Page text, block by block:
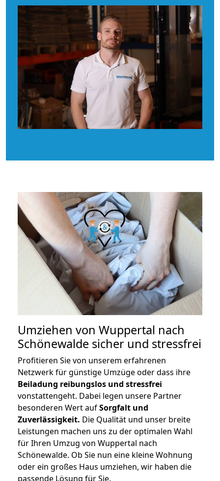
Umziehen von Wuppertal nach
Schönewalde sicher und stressfrei
Profitieren Sie von unserem erfahrenen
Netzwerk für günstige Umzüge oder dass ihre
Beiladung reibungslos und stressfrei
vonstattengeht. Dabei legen unsere Partner
besonderen Wert aufSorgfalt und
Zuverlässigkeit. Die Qualität und unser breite
Leistungen machen uns zu der optimalen Wahl
für Ihren Umzug von Wuppertal nach
Schönewalde. Ob Sie nun eine kleine Wohnung
oder ein großes Haus umziehen, wir haben die
passende Lösung für Sie.